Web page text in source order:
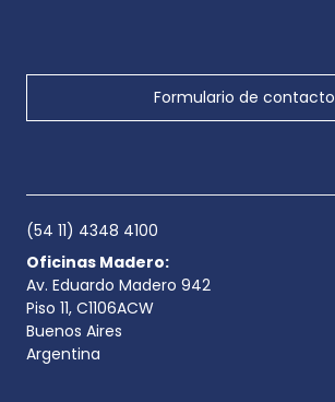
Formulario de contacto
(54 11) 4348 4100
Oficinas Madero:
Av. Eduardo Madero 942
Piso 11, C1106ACW
Buenos Aires
Argentina